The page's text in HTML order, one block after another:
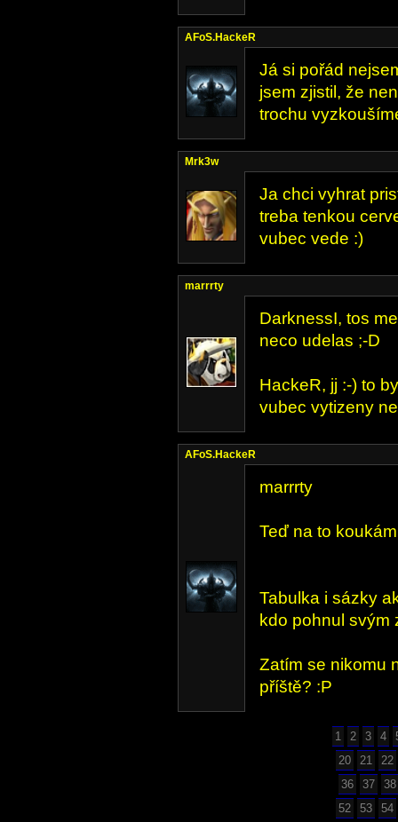
AFoS.HackeR
Já si pořád
jsem zjistil, že
trochu
Mrk3w
Ja chci vyhrat
treba tenkou
vubec vede :)
marrrty
DarknessI, tos
neco udelas ;-D
HackeR, jj :-) to
vubec vytizeny
AFoS.HackeR
marrrty
Teď na to
Tabulka i sázky
kdo pohnul svým
Zatím se nikomu
příště? :P
1 2 3 4
20
21
22
36
37
38
52
53 54